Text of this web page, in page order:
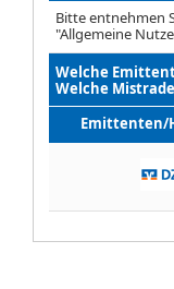
Bitte entnehmen
"Allgemeine
Welche
Welche
Emittenten/